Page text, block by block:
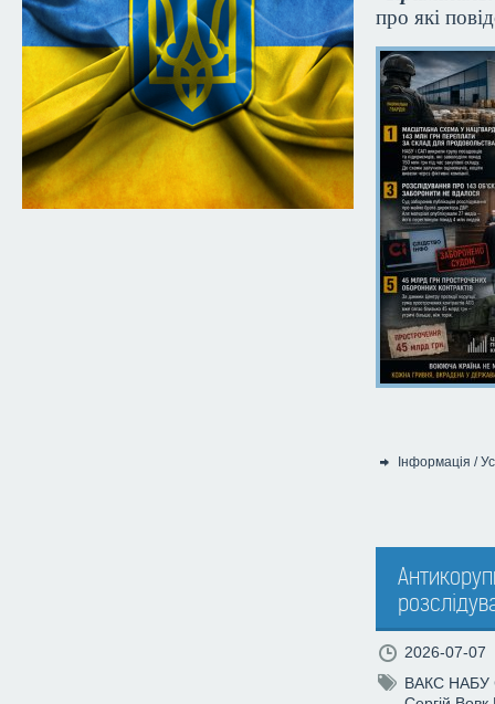
про які
Інформація /
2026-07-07
ВАКС НАБУ